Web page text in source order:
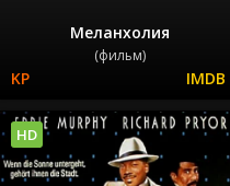
Меланхолия
(фильм)
HD